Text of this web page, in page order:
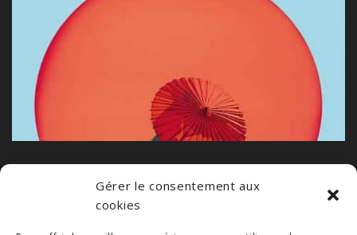
Gérer le consentement aux
cookies
© COPYRIGHT 2019. DEMAIN -MENTIONS LÉGALES
COPYRIGHTS PHOTOS
POLITIQUE DE COOKIES (UE)